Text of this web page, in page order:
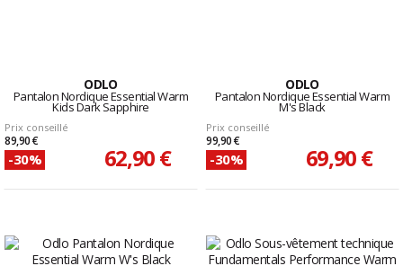
ODLO
Pantalon Nordique Essential Warm
Kids Dark Sapphire
Prix conseillé
89,90 €
-30% 62,90 €
ODLO
Pantalon Nordique Essential Warm
M's Black
Prix conseillé
99,90 €
-30% 69,90 €